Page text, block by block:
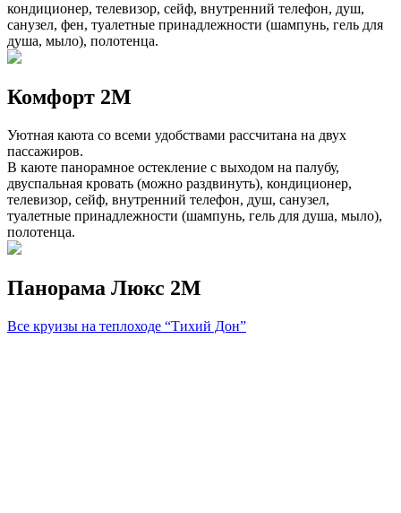
кондиционер, телевизор, сейф, внутренний телефон, душ,
санузел, фен, туалетные принадлежности (шампунь, гель для
душа, мыло), полотенца.
Комфорт 2М
Уютная каюта со всеми удобствами рассчитана на двух
пассажиров.
В каюте панорамное остекление с выходом на палубу,
двуспальная кровать (можно раздвинуть), кондиционер,
телевизор, сейф, внутренний телефон, душ, санузел,
туалетные принадлежности (шампунь, гель для душа, мыло),
полотенца.
Панорама Люкс 2M
Все круизы на теплоходе “Тихий Дон”